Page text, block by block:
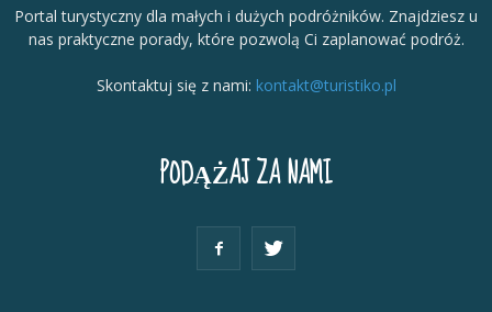
Portal turystyczny dla małych i dużych podróżników. Znajdziesz u
nas praktyczne porady, które pozwolą Ci zaplanować podróż.
Skontaktuj się z nami: kontakt@turistiko.pl
PODĄŻAJ ZA NAMI